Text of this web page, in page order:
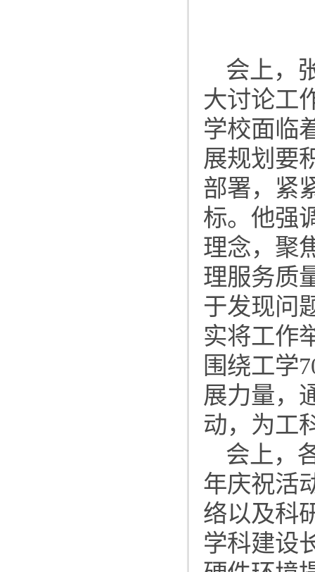
会上，
大讨论工
学校面临
展规划要
部署，紧
标。他强
理念，聚
理服务质
于发现问
实将工作
围绕工学
展力量，
动，为工
会上，
年庆祝活
络以及科
学科建设